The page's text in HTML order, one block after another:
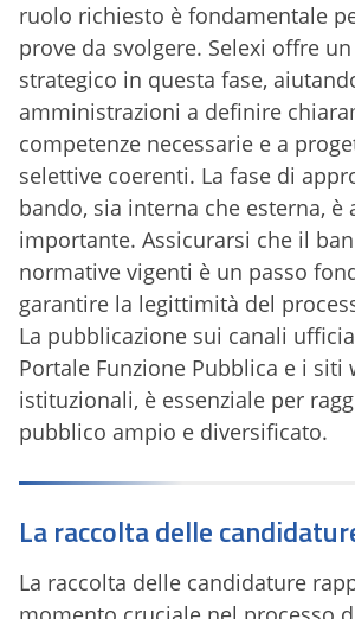
ruolo richiesto è fondamentale
prove da svolgere. Selexi offre
strategico in questa fase,
amministrazioni a definire
competenze necessarie e a
selettive coerenti. La fase di
bando, sia interna che esterna, è
importante. Assicurarsi che il
normative vigenti è un passo
garantire la legittimità del
La pubblicazione sui canali
Portale Funzione Pubblica e i siti
istituzionali, è essenziale per
pubblico ampio e diversificato.
La raccolta delle
La raccolta delle candidature